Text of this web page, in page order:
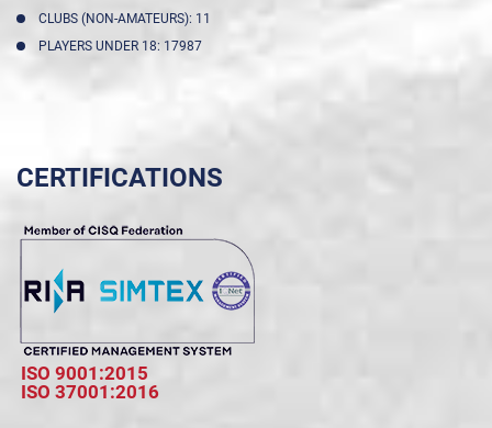
CLUBS (NON-AMATEURS): 11
PLAYERS UNDER 18: 17987
CERTIFICATIONS
ISO 9001:2015
ISO 37001:2016